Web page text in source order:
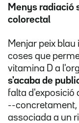
Menys radiació
colorectal
Menjar peix blau
coses que
vitamina D a
s'acaba de
falta d'exposició
--concretament,
associada a un